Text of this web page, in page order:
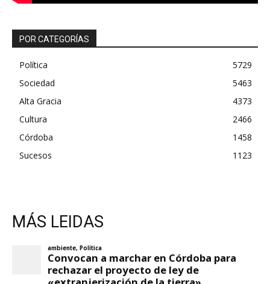
POR CATEGORÍAS
Política
5729
Sociedad
5463
Alta Gracia
4373
Cultura
2466
Córdoba
1458
Sucesos
1123
MÁS LEIDAS